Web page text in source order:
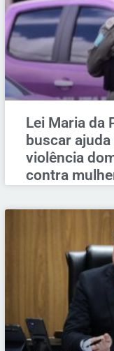
Lei Maria da
buscar
violência
contra